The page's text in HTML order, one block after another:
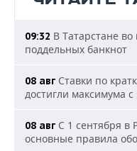
09:32 В Татарстане
поддельных банкнот
08 авг Ставки по
достигли максимума
08 авг С 1 сентября в
основные правила